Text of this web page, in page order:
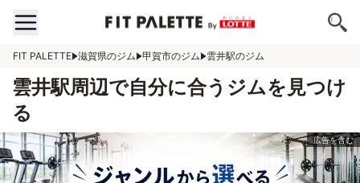
FIT PALETTE 滋賀県のジム 甲賀市のジム 雲井駅のジム
雲井駅周辺で自分に合うジムを見つけ
る